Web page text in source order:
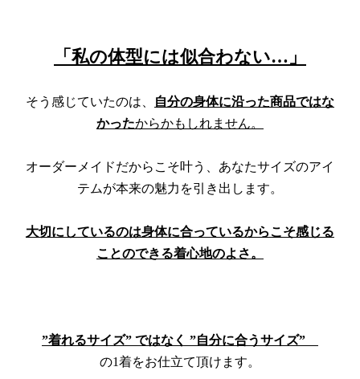
「私の体型には似合わない…」
そう感じていたのは、
自分の身体に沿った商品ではな
かったからかもしれません。
オーダーメイドだからこそ叶う、あなたサイズのアイ
テムが本来の魅力を引き出します。
大切にしているのは身体に合っているからこそ感じる
ことのできる着心地のよさ。
”着れるサイズ” ではなく ”自分に合うサイズ”
の1着をお仕立て頂けます。